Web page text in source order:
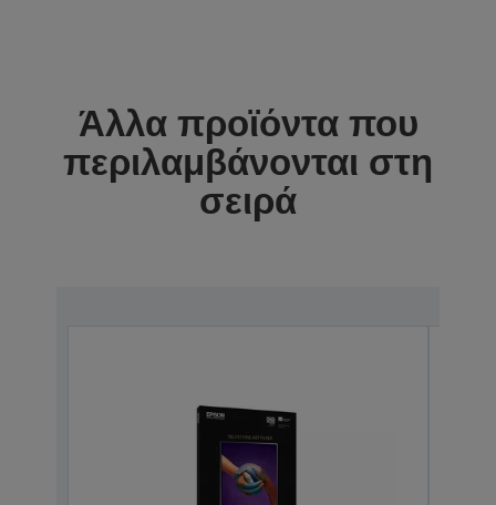
Άλλα προϊόντα που
περιλαμβάνονται στη
σειρά